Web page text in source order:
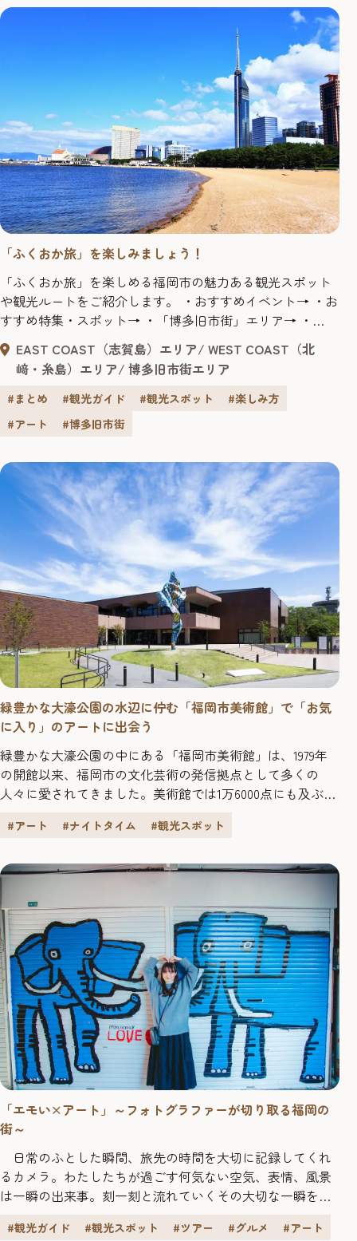
回にわたってお届けする「アー...
「ふくおか旅」を楽しみましょう！
「ふくおか旅」を楽しめる福岡市の魅力ある観光スポット
や観光ルートをご紹介します。 ・おすすめイベント→ ・お
すすめ特集・スポット→ ・「博多旧市街」エリア→ ・
Fukuoka East ＆ West Coast ・アート ・福岡城・鴻臚館跡
緑豊かな大濠公園の水辺に佇む「福岡市美術館」で「お気
に入り」のアートに出会う 福岡・西中洲の風情を紡ぐ石畳
が完成！「隠れハート」を探す街歩きが話...
EAST COAST（志賀島）エリア
WEST COAST（北
﨑・糸島）エリア
博多旧市街エリア
#まとめ #観光ガイド #観光スポット
#楽しみ方
#アート
#博多旧市街
緑豊かな大濠公園の水辺に佇む「福岡市美術館」で「お気
に入り」のアートに出会う
緑豊かな大濠公園の中にある「福岡市美術館」は、1979年
の開館以来、福岡市の文化芸術の発信拠点として多くの
人々に愛されてきました。美術館では1万6000点にも及ぶコ
が「お気に入り」を見つけられる多彩な芸術空間で、とっ
#アート #ナイトタイム #観光スポット
「エモい×アート」～フォトグラファーが切り取る福岡の
街～
日常のふとした瞬間、旅先の時間を大切に記録してくれ
るカメラ。わたしたちが過ごす何気ない空気、表情、風景
は一瞬の出来事。刻一刻と流れていくその大切な一瞬を逃
の「エモい」と「アート」をテーマにおすすめスポットと
#観光ガイド #観光スポット #ツアー #グルメ #アート